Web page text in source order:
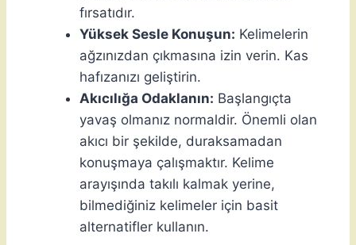
fırsatıdır.
Yüksek Sesle Konuşun: Kelimelerin
ağzınızdan çıkmasına izin verin. Kas
hafızanızı geliştirin.
Akıcılığa Odaklanın: Başlangıçta
yavaş olmanız normaldir. Önemli olan
akıcı bir şekilde, duraksamadan
konuşmaya çalışmaktır. Kelime
arayışında takılı kalmak yerine,
bilmediğiniz kelimeler için basit
alternatifler kullanın.